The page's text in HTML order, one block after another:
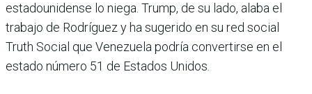
estadounidense lo niega. Trump, de su lado, alaba el
trabajo de Rodríguez y ha sugerido en su red social
Truth Social que Venezuela podría convertirse en el
estado número 51 de Estados Unidos.